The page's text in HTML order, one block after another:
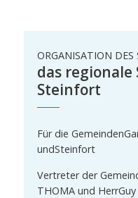
das regionale
Steinfort
ORGANISATION DES
Für die Gemeinden
undSteinfort
Vertreter der
THOMA und Herr